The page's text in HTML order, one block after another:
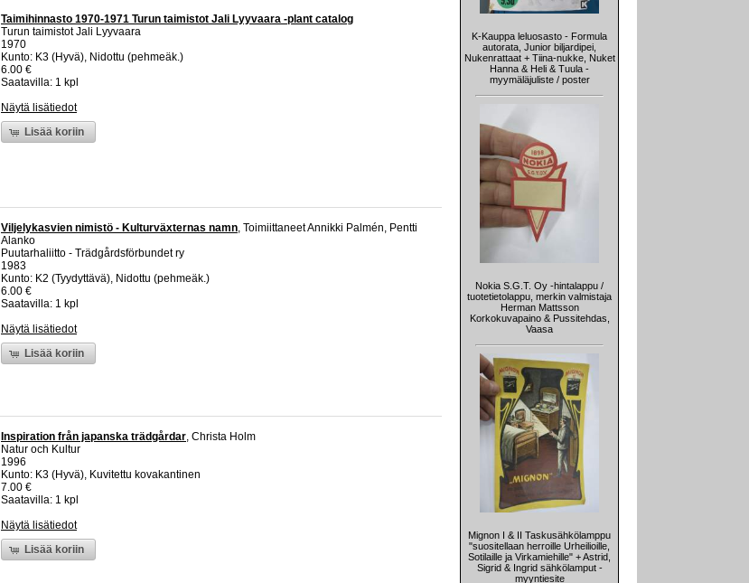
Taimihinnasto 1970-1971 Turun taimistot Jali Lyyvaara -plant catalog
Turun taimistot Jali Lyyvaara
1970
Kunto: K3 (Hyvä), Nidottu (pehmeäk.)
6.00 €
Saatavilla: 1 kpl
Näytä lisätiedot
Lisää koriin
Viljelykasvien nimistö - Kulturväxternas namn, Toimiittaneet Annikki Palmén, Pentti
Alanko
Puutarhaliitto - Trädgårdsförbundet ry
1983
Kunto: K2 (Tyydyttävä), Nidottu (pehmeäk.)
6.00 €
Saatavilla: 1 kpl
Näytä lisätiedot
Lisää koriin
Inspiration från japanska trädgårdar, Christa Holm
Natur och Kultur
1996
Kunto: K3 (Hyvä), Kuvitettu kovakantinen
7.00 €
Saatavilla: 1 kpl
Näytä lisätiedot
Lisää koriin
K-Kauppa leluosasto - Formula
autorata, Junior biljardipei,
Nukenrattaat + Tiina-nukke, Nuket
Hanna & Heli & Tuula -
myymäläjuliste / poster
Nokia S.G.T. Oy -hintalappu /
tuotetietolappu, merkin valmistaja
Herman Mattsson
Korkokuvapaino & Pussitehdas,
Vaasa
Mignon I & II Taskusähkölamppu
"suositellaan herroille Urheilioille,
Sotilaille ja Virkamiehille" + Astrid,
Sigrid & Ingrid sähkölamput -
myyntiesite